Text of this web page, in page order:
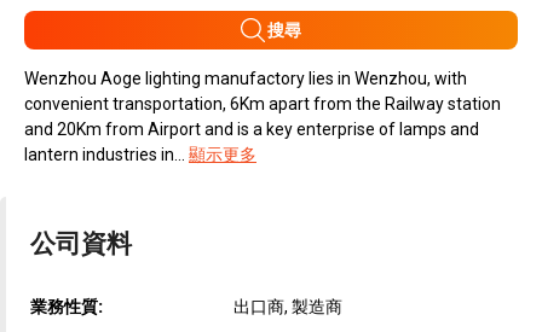
搜尋
Wenzhou Aoge lighting manufactory lies in Wenzhou, with
convenient transportation, 6Km apart from the Railway station
and 20Km from Airport and is a key enterprise of lamps and
lantern industries in...
顯示更多
公司資料
業務性質: 出口商, 製造商